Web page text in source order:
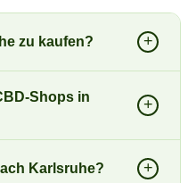
zu kaufen? +
Shops in
+
Karlsruhe? +